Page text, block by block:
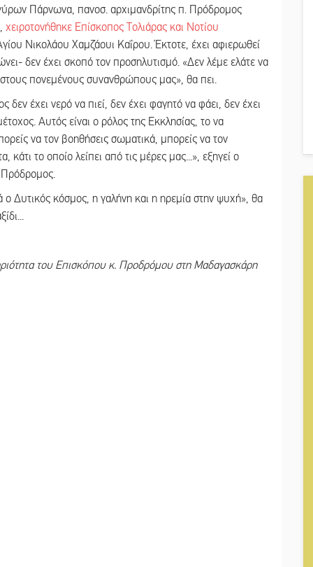
Πάρνωνα, πανοσ. αρχιμανδρίτης π. Πρόδρομος
χειροτονήθηκε Επίσκοπος Τολιάρας και Νοτίου
Νικολάου Χαμζάουι Καΐρου. Έκτοτε, έχει αφιερωθεί
δεν έχει σκοπό τον προσηλυτισμό. «Δεν λέμε ελάτε να
πονεμένους συνανθρώπους μας», θα πει.
δεν έχει νερό να πιεί, δεν έχει φαγητό να φάει, δεν έχει
Αυτός είναι ο ρόλος της Εκκλησίας, το να
να τον βοηθήσεις σωματικά, μπορείς να τον
το οποίο λείπει από τις μέρες μας...», εξηγεί ο
Πρόδρομος.
Δυτικός κόσμος, η γαλήνη και η ηρεμία στην ψυχή», θα
του Επισκόπου κ. Προδρόμου στη Μαδαγασκάρη